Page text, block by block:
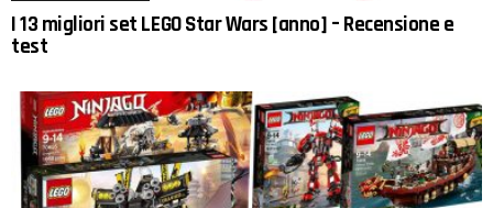
I 13 migliori set LEGO Star Wars [anno] – Recensione e
test